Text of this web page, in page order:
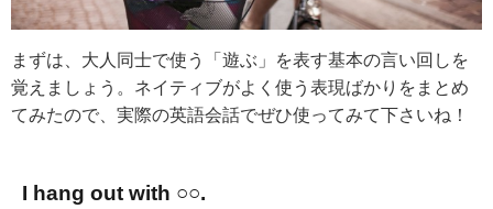
まずは、大人同士で使う「遊ぶ」を表す基本の言い回しを
覚えましょう。ネイティブがよく使う表現ばかりをまとめ
てみたので、実際の英語会話でぜひ使ってみて下さいね！
I hang out with ○○.